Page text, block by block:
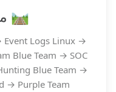
🛤️
Logs Linux →
Blue Team → SOC
Blue Team →
→ Purple Team